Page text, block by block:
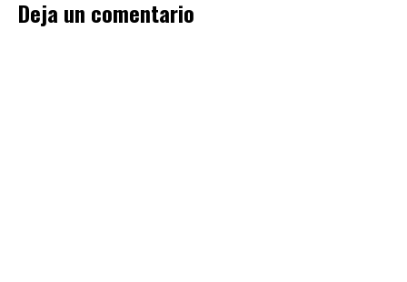
Deja un comentario